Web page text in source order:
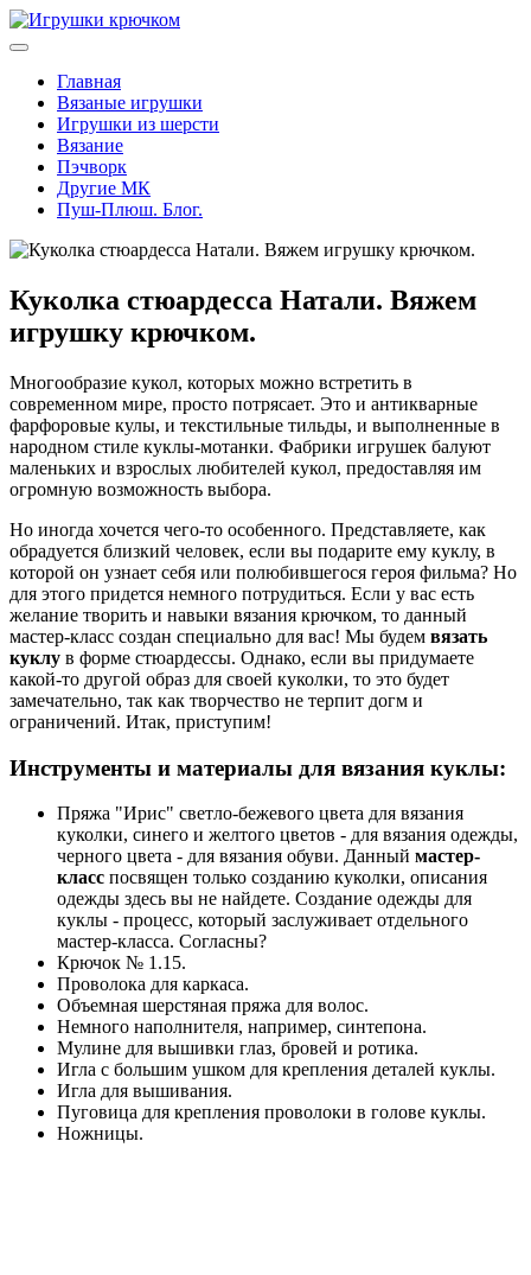
Главная
Вязаные игрушки
Игрушки из шерсти
Вязание
Пэчворк
Другие МК
Пуш-Плюш. Блог.
Куколка стюардесса Натали. Вяжем
игрушку крючком.
Многообразие кукол, которых можно встретить в
современном мире, просто потрясает. Это и антикварные
фарфоровые кулы, и текстильные тильды, и выполненные в
народном стиле куклы-мотанки. Фабрики игрушек балуют
маленьких и взрослых любителей кукол, предоставляя им
огромную возможность выбора.
Но иногда хочется чего-то особенного. Представляете, как
обрадуется близкий человек, если вы подарите ему куклу, в
которой он узнает себя или полюбившегося героя фильма? Но
для этого придется немного потрудиться. Если у вас есть
желание творить и навыки вязания крючком, то данный
мастер-класс создан специально для вас! Мы будем вязать
куклу в форме стюардессы. Однако, если вы придумаете
какой-то другой образ для своей куколки, то это будет
замечательно, так как творчество не терпит догм и
ограничений. Итак, приступим!
Инструменты и материалы для вязания куклы:
Пряжа "Ирис" светло-бежевого цвета для вязания
куколки, синего и желтого цветов - для вязания одежды,
черного цвета - для вязания обуви. Данный мастер-
класс посвящен только созданию куколки, описания
одежды здесь вы не найдете. Создание одежды для
куклы - процесс, который заслуживает отдельного
мастер-класса. Согласны?
Крючок № 1.15.
Проволока для каркаса.
Объемная шерстяная пряжа для волос.
Немного наполнителя, например, синтепона.
Мулине для вышивки глаз, бровей и ротика.
Игла с большим ушком для крепления деталей куклы.
Игла для вышивания.
Пуговица для крепления проволоки в голове куклы.
Ножницы.